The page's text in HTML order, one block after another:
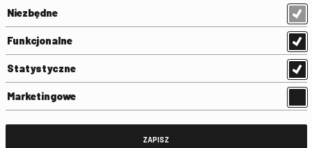
Klauzula informacyjna RODO
Regulamin użytkowania parkingu
Standardy ochrony małoletnich
Regulamin kina Iluzjon
Niezbędne
Funkcjonalne
Statystyczne
Marketingowe
ZAPISZ